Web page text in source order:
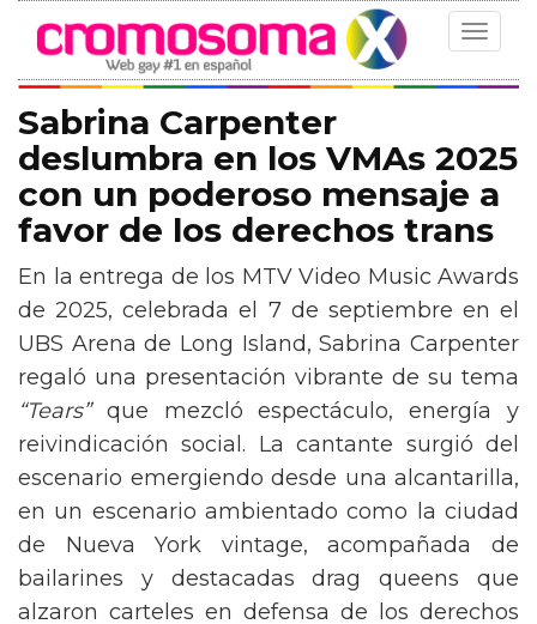
Toggle
Sabrina Carpenter
deslumbra en los VMAs 2025
con un poderoso mensaje a
favor de los derechos trans
En la entrega de los MTV Video Music Awards
de 2025, celebrada el 7 de septiembre en el
UBS Arena de Long Island, Sabrina Carpenter
regaló una presentación vibrante de su tema
“Tears”que mezcló espectáculo, energía y
reivindicación social. La cantante surgió del
escenario emergiendo desde una alcantarilla,
en un escenario ambientado como la ciudad
de Nueva York vintage, acompañada de
bailarines y destacadas drag queens que
alzaron carteles en defensa de los derechos